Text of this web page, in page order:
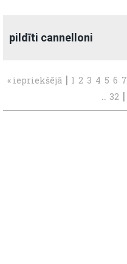
pildīti cannelloni
« iepriekšējā | 1 2 3 4 5 6 7
.. 32 |